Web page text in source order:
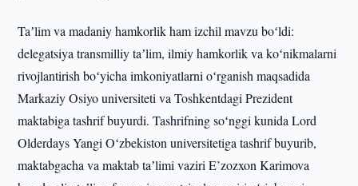
Taʼlim va madaniy hamkorlik ham izchil mavzu boʻldi:
delegatsiya transmilliy taʼlim, ilmiy hamkorlik va koʻnikmalarni
rivojlantirish boʻyicha imkoniyatlarni oʻrganish maqsadida
Markaziy Osiyo universiteti va Toshkentdagi Prezident
maktabiga tashrif buyurdi. Tashrifning soʻnggi kunida Lord
Olderdays Yangi Oʻzbekiston universitetiga tashrif buyurib,
maktabgacha va maktab taʼlimi vaziri E’zozxon Karimova